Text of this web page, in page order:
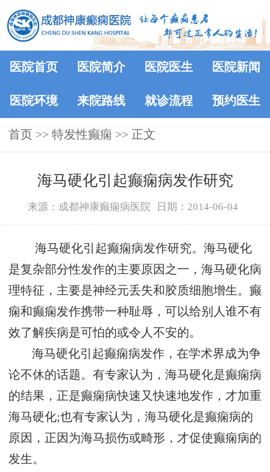
医院首页 医院简介 医院医生 医院新闻
医院环境 来院路线 就诊流程 预约医生
首页 >> 特发性癫痫 >> 正文
海马硬化引起癫痫病发作研究
来源：成都神康癫痫病医院 日期：2014-06-04
海马硬化引起癫痫病发作研究。海马硬化
是复杂部分性发作的主要原因之一，海马硬化病
理特征，主要是神经元丢失和胶质细胞增生。癫
痫和癫痫发作携带一种耻辱，可以给别人谁不有
效了解疾病是可怕的或令人不安的。
海马硬化引起癫痫病发作，在学术界成为争
论不休的话题。有专家认为，海马硬化是癫痫病
的结果，正是癫痫病快速又快速地发作，才加重
海马硬化;也有专家认为，海马硬化是癫痫病的
原因，正因为海马损伤或畸形，才促使癫痫病的
发生。